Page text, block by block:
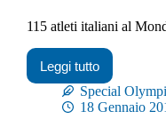
115 atleti italiani al
Leggi tutto
Special
18 Gennaio